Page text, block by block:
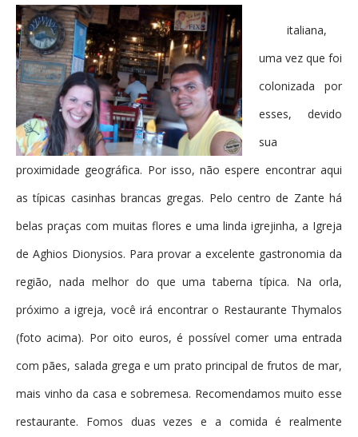
italiana,
uma vez que foi
colonizada por
esses, devido
sua
proximidade geográfica. Por isso, não espere encontrar aqui
as típicas casinhas brancas gregas. Pelo centro de Zante há
belas praças com muitas flores e uma linda igrejinha, a Igreja
de Aghios Dionysios. Para provar a excelente gastronomia da
região, nada melhor do que uma taberna típica. Na orla,
próximo a igreja, você irá encontrar o Restaurante Thymalos
(foto acima). Por oito euros, é possível comer uma entrada
com pães, salada grega e um prato principal de frutos de mar,
mais vinho da casa e sobremesa. Recomendamos muito esse
restaurante. Fomos duas vezes e a comida é realmente